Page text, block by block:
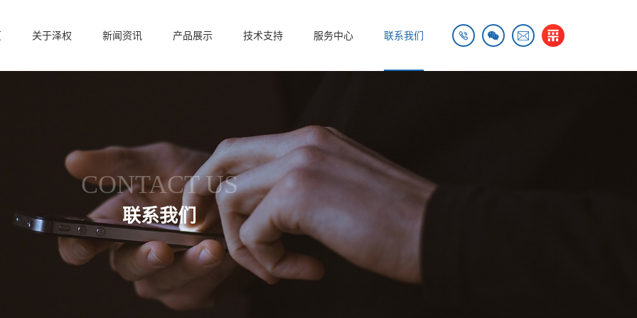
 

关于泽权 新闻资讯 产品展示 技术支持 服务中心 联系我们
CONTACT US
联系我们